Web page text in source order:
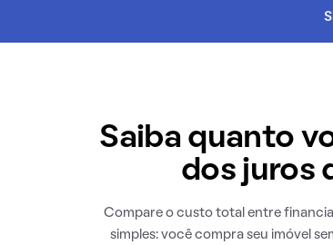
Saiba quanto
dos juros
Compare o custo total entre
simples: você compra seu imóvel